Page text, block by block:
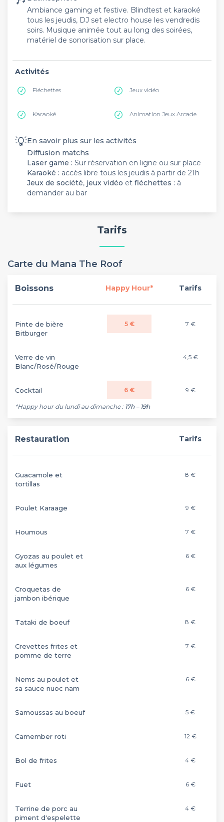
Ambiance gaming et festive. Blindtest et karaoké
tous les jeudis, DJ set electro house les vendredis
soirs. Musique animée tout au long des soirées,
matériel de sonorisation sur place.
Activités
Fléchettes Jeux vidéo
Karaoké Animation Jeux Arcade
💡En savoir plus sur les activités
Diffusion matchs
Laser game : Sur réservation en ligne ou sur place
Karaoké : accès libre tous les jeudis à partir de 21h
Jeux de société, jeux vidéo et fléchettes : à
demander au bar
Tarifs
Carte du Mana The Roof
Boissons Happy Hour* Tarifs
Pinte de bière
Bitburger
5 € 7 €
Verre de vin
Blanc/Rosé/Rouge
4,5 €
Cocktail 6 € 9 €
*Happy hour du lundi au dimanche : 17h – 19h
Restauration Tarifs
Guacamole et
tortillas
8 €
Poulet Karaage 9 €
Houmous 7 €
Gyozas au poulet et
aux légumes
6 €
Croquetas de
jambon ibérique
6 €
Tataki de boeuf 8 €
Crevettes frites et
pomme de terre
7 €
Nems au poulet et
sa sauce nuoc nam
6 €
Samoussas au boeuf 5 €
Camember roti 12 €
Bol de frites 4 €
Fuet 6 €
Terrine de porc au
piment d'espelette
4 €